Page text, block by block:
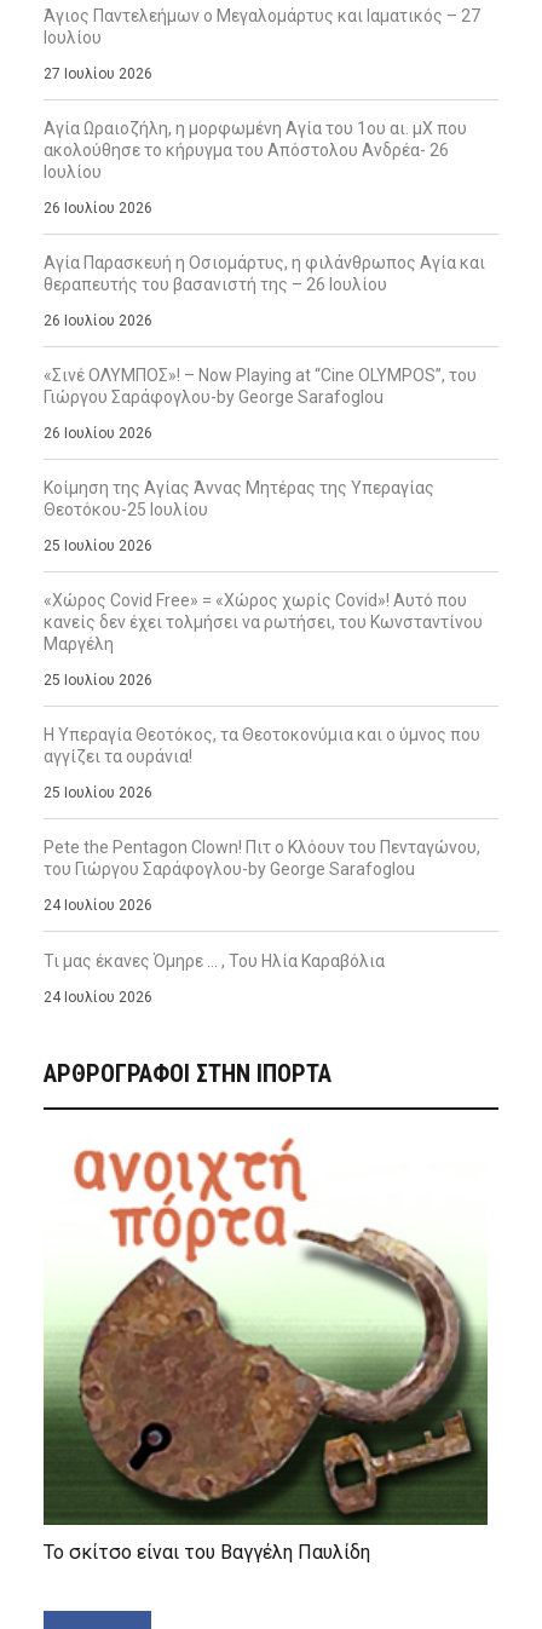
Άγιος Παντελεήμων ο Μεγαλομάρτυς και Ιαματικός – 27
Ιουλίου
27 Ιουλίου 2026
Αγία Ωραιοζήλη, η μορφωμένη Αγία του 1ου αι. μΧ που
ακολούθησε το κήρυγμα του Απόστολου Ανδρέα- 26
Ιουλίου
26 Ιουλίου 2026
Αγία Παρασκευή η Οσιομάρτυς, η φιλάνθρωπος Αγία και
θεραπευτής του βασανιστή της – 26 Ιουλίου
26 Ιουλίου 2026
«Σινέ ΟΛΥΜΠΟΣ»! – Now Playing at “Cine OLYMPOS”, του
Γιώργου Σαράφογλου-by George Sarafoglou
26 Ιουλίου 2026
Κοίμηση της Αγίας Άννας Μητέρας της Υπεραγίας
Θεοτόκου-25 Ιουλίου
25 Ιουλίου 2026
«Χώρος Covid Free» = «Χώρος χωρίς Covid»! Αυτό που
κανείς δεν έχει τολμήσει να ρωτήσει, του Κωνσταντίνου
Μαργέλη
25 Ιουλίου 2026
Η Υπεραγία Θεοτόκος, τα Θεοτοκονύμια και ο ύμνος που
αγγίζει τα ουράνια!
25 Ιουλίου 2026
Pete the Pentagon Clown! Πιτ ο Κλόουν του Πενταγώνου,
του Γιώργου Σαράφογλου-by George Sarafoglou
24 Ιουλίου 2026
Τι μας έκανες Όμηρε … , Του Ηλία Καραβόλια
24 Ιουλίου 2026
ΑΡΘΡΟΓΡΑΦΟΙ ΣΤΗΝ IΠΟΡΤΑ
Το σκίτσο είναι του Βαγγέλη Παυλίδη